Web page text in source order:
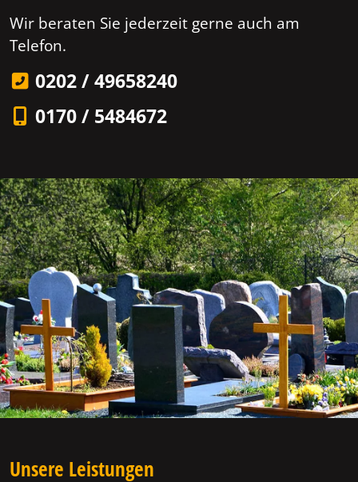
Wir beraten Sie jederzeit gerne auch am
Telefon.
0202 / 49658240
0170 / 5484672
Unsere Leistungen